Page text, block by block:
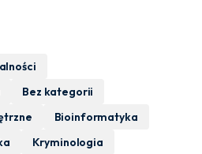
Bez kategorii
Bioinformatyka
Kryminologia